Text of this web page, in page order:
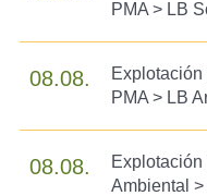
PMA > LB
08.08.
Explotación
PMA > LB
08.08.
Ambiental